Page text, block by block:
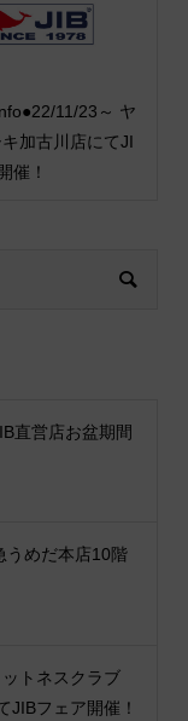
11/23～ ヤ
加古川店にてJI
催！
直営店お盆期間
うめだ本店10階
トネスクラブ
JIBフェア開催！